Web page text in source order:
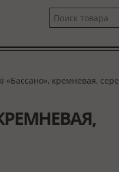
«Бассано», кремневая,